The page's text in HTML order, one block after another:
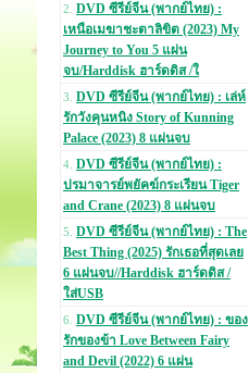
2. DVD ซีรีย์จีน (พากย์ไทย) :
เหนือเมฆาชะตาลิขิต (2023) My
Journey to You 5 แผ่น
จบ/Harddisk ฮาร์ดดิส /ใ
3. DVD ซีรีย์จีน (พากย์ไทย) : เล่ห์
รักวังคุนหนิง Story of Kunning
Palace (2023) 8 แผ่นจบ
4. DVD ซีรีย์จีน (พากย์ไทย) :
ปรมาจารย์พยัคฆ์กระเรียน Tiger
and Crane (2023) 8 แผ่นจบ
5. DVD ซีรีย์จีน (พากย์ไทย) : The
Best Thing (2025) รักเธอที่สุดเลย
6 แผ่นจบ//Harddisk ฮาร์ดดิส /
ใส่USB
6. DVD ซีรีย์จีน (พากย์ไทย) : ของ
รักของข้า Love Between Fairy
and Devil (2022) 6 แผ่น